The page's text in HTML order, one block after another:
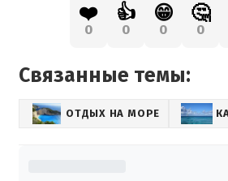
❤️
0
👍
0
😁
0
🤔
0
Связанные темы:
ОТДЫХ НА МОРЕ